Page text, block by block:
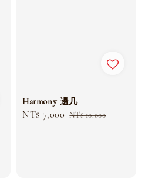
Harmony 邊几
Sale
NT$ 7,000 Regular
NT$ 10,000